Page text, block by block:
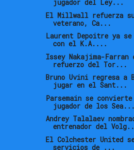
jugador del Ley...
El Millwall refuerza
veterano, Ca...
Laurent Depoitre ya se
con el K.A....
Issey Nakajima-Farran
refuerzo del Tor...
Bruno Uvini regresa a
jugar en el Sant...
Parsemain se convierte
jugador de los Sea...
Andrey Talalaev
entrenador del
El Colchester United
servicios de ...